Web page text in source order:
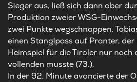
Sieger aus, ließ sich dann aber
Produktion zweier WSG-
zwei Punkte wegschnappen.
einen Stanglpass auf Pranter, der
Heimspiel für die Tiroler nur noch
vollenden musste (73.).
In der 92. Minute avancierte der